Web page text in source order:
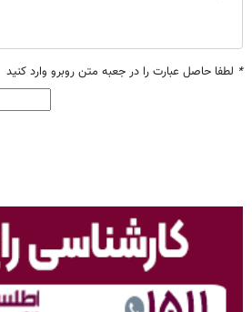
* لطفا حاصل عبارت را در جعبه متن روبرو وارد کنید